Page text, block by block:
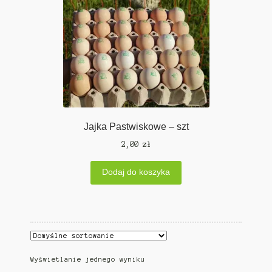
Jajka Pastwiskowe – szt
2,00 zł
Dodaj do koszyka
Wyświetlanie jednego wyniku